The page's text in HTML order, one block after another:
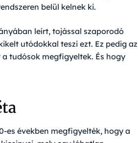
belül kelnek ki.
leírt, tojással szaporodó
utódokkal teszi ezt. Ez pedig az
a tudósok megfigyeltek. És hogy
es években megfigyelték, hogy a